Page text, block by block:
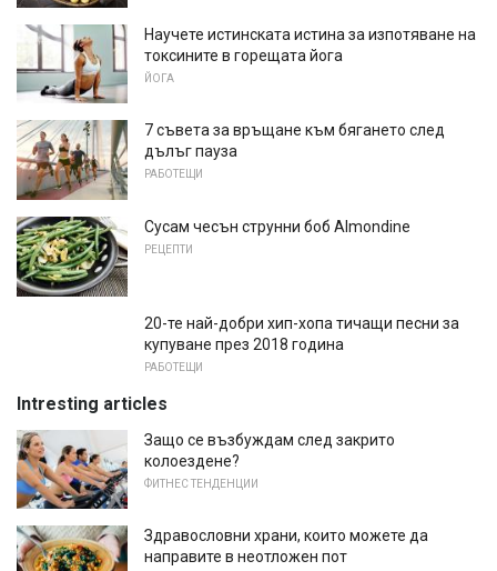
Научете истинската истина за изпотяване на
токсините в горещата йога
ЙОГА
7 съвета за връщане към бягането след
дълъг пауза
РАБОТЕЩИ
Сусам чесън струнни боб Almondine
РЕЦЕПТИ
20-те най-добри хип-хопа тичащи песни за
купуване през 2018 година
РАБОТЕЩИ
Intresting articles
Защо се възбуждам след закрито
колоездене?
ФИТНЕС ТЕНДЕНЦИИ
Здравословни храни, които можете да
направите в неотложен пот